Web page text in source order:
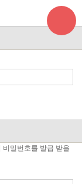
비밀번호를 발급 받을